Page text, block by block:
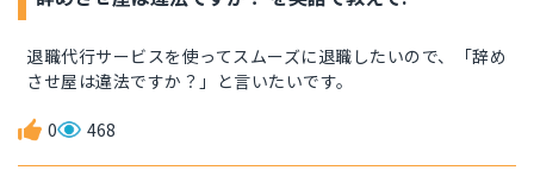
退職代行サービスを使ってスムーズに退職したいので、「辞め
させ屋は違法ですか？」と言いたいです。
0 468